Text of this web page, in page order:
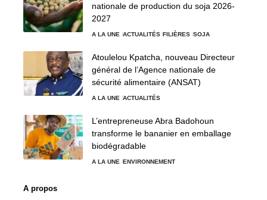
nationale de production du soja 2026-
2027
A LA UNE ACTUALITÉS FILIÈRES SOJA
Atoulelou Kpatcha, nouveau Directeur
général de l’Agence nationale de
sécurité alimentaire (ANSAT)
A LA UNE ACTUALITÉS
L’entrepreneuse Abra Badohoun
transforme le bananier en emballage
biodégradable
A LA UNE ENVIRONNEMENT
A propos